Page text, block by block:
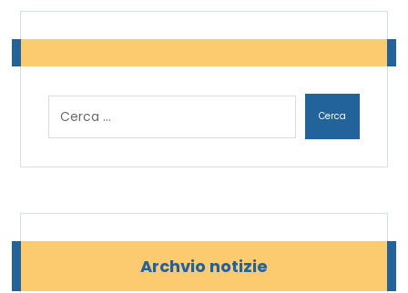
Archvio notizie